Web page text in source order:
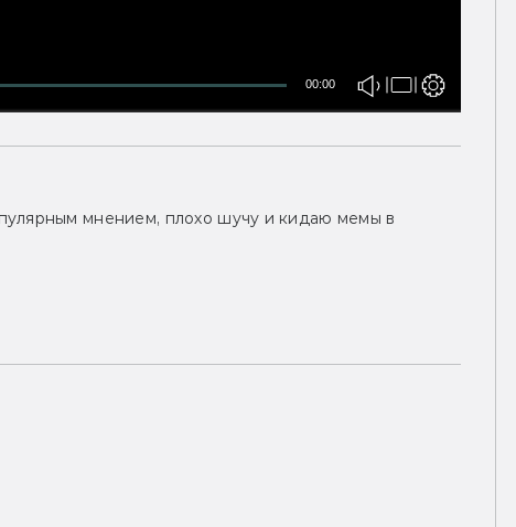
00:00
мнением, плохо шучу и кидаю мемы в